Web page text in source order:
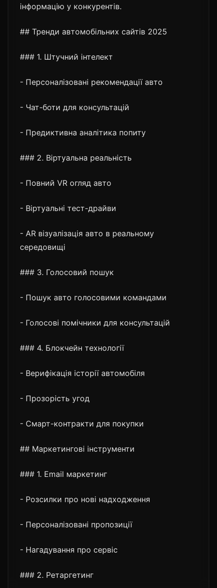
інформацію у конкурентів.
## Тренди автомобільних сайтів 2025
### 1. Штучний інтелект
- Персоналізовані рекомендації авто
- Чат-боти для консультацій
- Предиктивна аналітика попиту
### 2. Віртуальна реальність
- Повний VR огляд авто
- Віртуальні тест-драйви
- AR візуалізація авто в реальному
середовищі
### 3. Голосовий пошук
- Пошук авто голосовими командами
- Голосові помічники для консультацій
### 4. Блокчейн технології
- Верифікація історії автомобіля
- Прозорість угод
- Смарт-контракти для покупки
## Маркетингові інструменти
### 1. Email маркетинг
- Розсилки про нові надходження
- Персоналізовані пропозиції
- Нагадування про сервіс
### 2. Ретаргетинг